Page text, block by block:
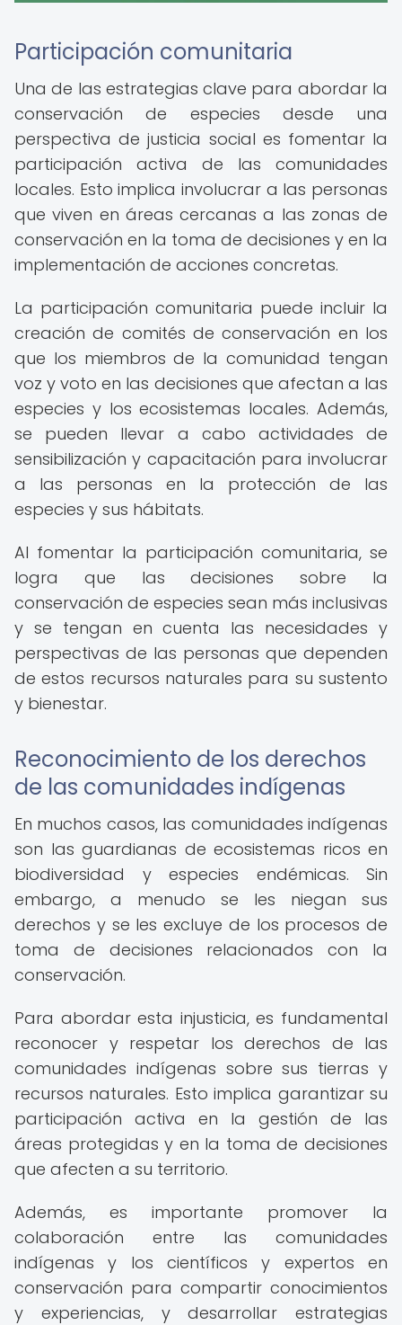
Participación comunitaria
Una de las estrategias clave para abordar la
conservación de especies desde una
perspectiva de justicia social es fomentar la
participación activa de las comunidades
locales. Esto implica involucrar a las personas
que viven en áreas cercanas a las zonas de
conservación en la toma de decisiones y en la
implementación de acciones concretas.
La participación comunitaria puede incluir la
creación de comités de conservación en los
que los miembros de la comunidad tengan
voz y voto en las decisiones que afectan a las
especies y los ecosistemas locales. Además,
se pueden llevar a cabo actividades de
sensibilización y capacitación para involucrar
a las personas en la protección de las
especies y sus hábitats.
Al fomentar la participación comunitaria, se
logra que las decisiones sobre la
conservación de especies sean más inclusivas
y se tengan en cuenta las necesidades y
perspectivas de las personas que dependen
de estos recursos naturales para su sustento
y bienestar.
Reconocimiento de los derechos
de las comunidades indígenas
En muchos casos, las comunidades indígenas
son las guardianas de ecosistemas ricos en
biodiversidad y especies endémicas. Sin
embargo, a menudo se les niegan sus
derechos y se les excluye de los procesos de
toma de decisiones relacionados con la
conservación.
Para abordar esta injusticia, es fundamental
reconocer y respetar los derechos de las
comunidades indígenas sobre sus tierras y
recursos naturales. Esto implica garantizar su
participación activa en la gestión de las
áreas protegidas y en la toma de decisiones
que afecten a su territorio.
Además, es importante promover la
colaboración entre las comunidades
indígenas y los científicos y expertos en
conservación para compartir conocimientos
y experiencias, y desarrollar estrategias